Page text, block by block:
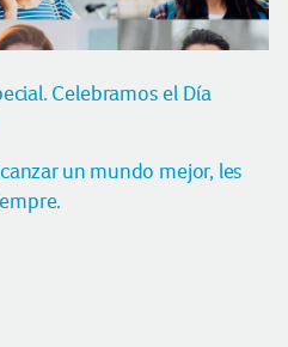
Celebramos el Día
un mundo mejor, les